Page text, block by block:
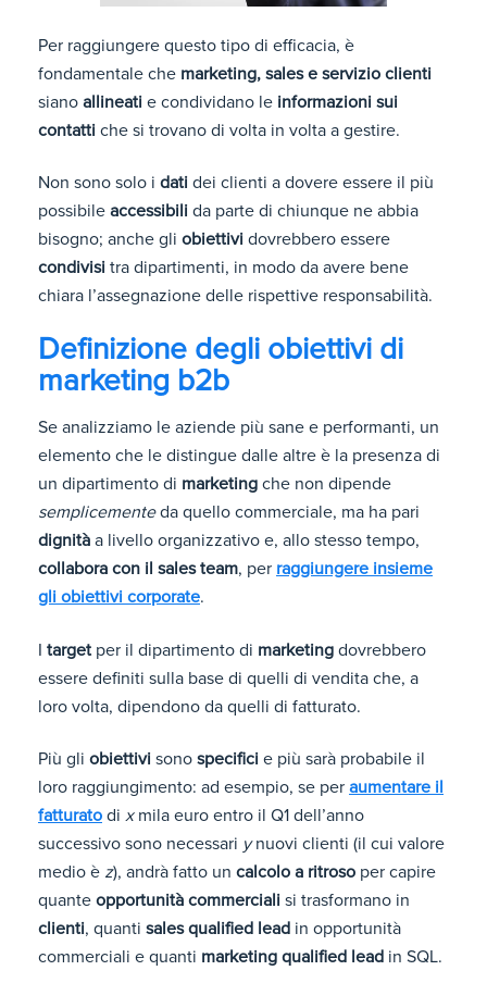
Per raggiungere questo tipo di efficacia, è
fondamentale che marketing, sales e servizio clienti
siano allineati e condividano le informazioni sui
contatti che si trovano di volta in volta a gestire.
Non sono solo i dati dei clienti a dovere essere il più
possibile accessibili da parte di chiunque ne abbia
bisogno; anche gli obiettivi dovrebbero essere
condivisi tra dipartimenti, in modo da avere bene
chiara l’assegnazione delle rispettive responsabilità.
Definizione degli obiettivi di
marketing b2b
Se analizziamo le aziende più sane e performanti, un
elemento che le distingue dalle altre è la presenza di
un dipartimento di marketing che non dipende
semplicementeda quello commerciale, ma ha pari
dignità a livello organizzativo e, allo stesso tempo,
collabora con il sales team, per raggiungere insieme
gli obiettivi corporate.
I targetper il dipartimento di marketing dovrebbero
essere definiti sulla base di quelli di vendita che, a
loro volta, dipendono da quelli di fatturato.
Più gli obiettivi sono specifici e più sarà probabile il
loro raggiungimento: ad esempio, se per aumentare il
fatturato di xmila euro entro il Q1 dell’anno
successivo sono necessari ynuovi clienti (il cui valore
medio è z), andrà fatto un calcolo a ritroso per capire
quante opportunità commerciali si trasformano in
clienti, quanti sales qualified lead in opportunità
commerciali e quanti marketing qualified lead in SQL.